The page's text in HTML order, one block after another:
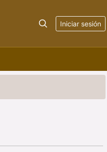
Iniciar sesión